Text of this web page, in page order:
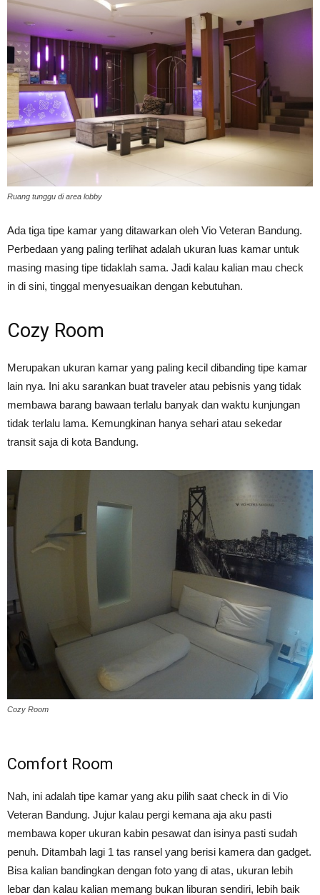
Ruang tunggu di area lobby
Ada tiga tipe kamar yang ditawarkan oleh Vio Veteran Bandung.
Perbedaan yang paling terlihat adalah ukuran luas kamar untuk
masing masing tipe tidaklah sama. Jadi kalau kalian mau check
in di sini, tinggal menyesuaikan dengan kebutuhan.
Cozy Room
Merupakan ukuran kamar yang paling kecil dibanding tipe kamar
lain nya. Ini aku sarankan buat traveler atau pebisnis yang tidak
membawa barang bawaan terlalu banyak dan waktu kunjungan
tidak terlalu lama. Kemungkinan hanya sehari atau sekedar
transit saja di kota Bandung.
Cozy Room
Comfort Room
Nah, ini adalah tipe kamar yang aku pilih saat check in di Vio
Veteran Bandung. Jujur kalau pergi kemana aja aku pasti
membawa koper ukuran kabin pesawat dan isinya pasti sudah
penuh. Ditambah lagi 1 tas ransel yang berisi kamera dan gadget.
Bisa kalian bandingkan dengan foto yang di atas, ukuran lebih
lebar dan kalau kalian memang bukan liburan sendiri, lebih baik